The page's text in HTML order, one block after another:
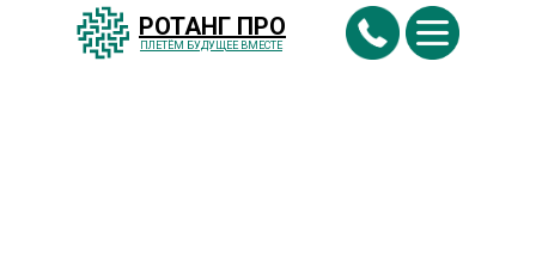
РОТАНГ ПРО
ПЛЕТËМ БУДУЩЕЕ ВМЕСТЕ